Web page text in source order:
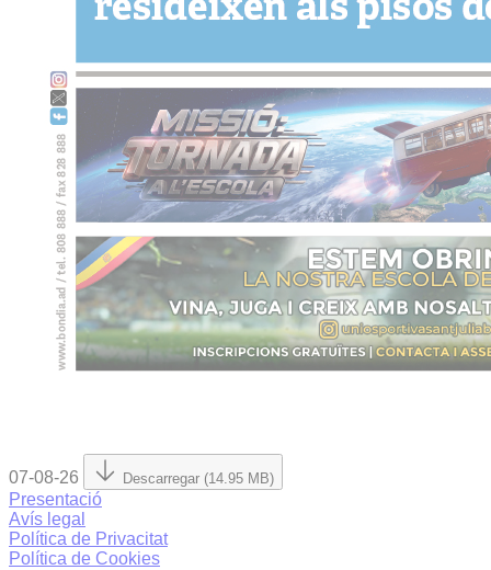
07-08-26 Descarregar (14.95 MB)
Presentació
Avís legal
Política de Privacitat
Política de Cookies